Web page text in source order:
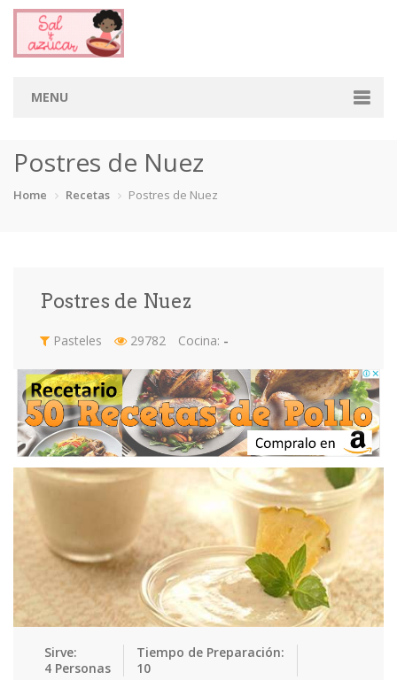
MENU
Categorias
Ensaladas Equipment Frutas Galletas
Gelatinas Guarnicion… Helados Hot Dogs
Huevos Mariscos Mermeladas Muffins
Para Niños Pastas Pasteles
Pescados Pizzas Platos Fue… Pollo
Postres Recetas de… Recetas Do… Recetas Fá…
Postres de Nuez
Home Recetas Postres de Nuez
Postres de Nuez
Pasteles 29782 Cocina: -
Sirve:
4 Personas
Tiempo de Preparación:
10